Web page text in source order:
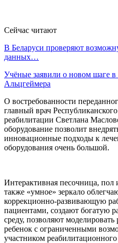
Сейчас читают
В Беларуси проверяют
данных…
Учёные заявили о новом шаге в
Альцгеймера
О востребованности
главный врач
реабилитации Светлана
оборудование позволит
инновационные подходы к
оборудования очень большой.
Интерактивная песочница, пол
также «умное» зеркало
коррекционно-развивающую
пациентами, создают богатую
среду, позволяют
ребенок с ограниченными
участником реабилитационного